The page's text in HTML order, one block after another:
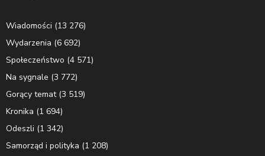
Wiadomości (13 276)
Wydarzenia (6 692)
Społeczeństwo (4 571)
Na sygnale (3 772)
Gorący temat(3 519)
Kronika (1 694)
Odeszli (1 342)
Samorząd i polityka (1 208)